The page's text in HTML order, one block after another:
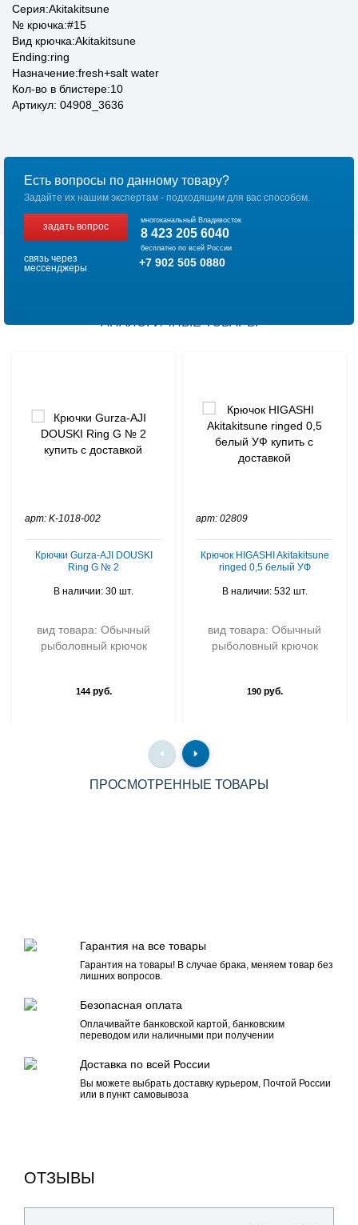
Серия:Akitakitsune
№ крючка:#15
Вид крючка:Akitakitsune
Ending:ring
Назначение:fresh+salt water
Кол-во в блистере:10
Артикул: 04908_3636
Есть вопросы по данному товару?
Задайте их нашим экспертам - подходящим для вас способом.
задать вопрос
многоканальный Владивосток
8 423 205 6040
бесплатно по всей России
связь через
мессенджеры
+7 902 505 0880
АНАЛОГИЧНЫЕ ТОВАРЫ
арт: K-1018-002
Крючки Gurza-AJI DOUSKI
Ring G № 2
В наличии: 30 шт.
вид товара: Обычный
рыболовный крючок
144руб.
арт: 02809
Крючок HIGASHI Akitakitsune
ringed 0,5 белый УФ
В наличии: 532 шт.
вид товара: Обычный
рыболовный крючок
190руб.
ПРОСМОТРЕННЫЕ ТОВАРЫ
Гарантия на все товары
Гарантия на товары! В случае брака, меняем товар без
лишних вопросов.
Безопасная оплата
Оплачивайте банковской картой, банковским
переводом или наличными при получении
Доставка по всей России
Вы можете выбрать доставку курьером, Почтой России
или в пункт самовывоза
ОТЗЫВЫ